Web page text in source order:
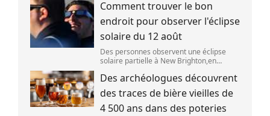
aoû
Comment trouver le bon
endroit pour observer l'éclipse
solaire du 12 août
Des personnes observent une éclipse
solaire partielle à New Brighton,en
(SANKA VIDANAGAMA )
Des archéologues découvrent
des traces de bière vieilles de
4 500 ans dans des poteries